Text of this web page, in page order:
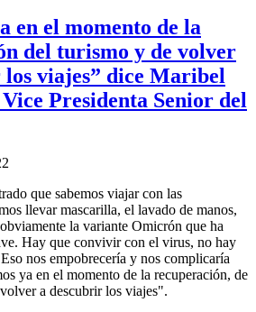
en el momento de la
del turismo y de volver
viajes” dice Maribel
Presidenta Senior del
que sabemos viajar con las
llevar mascarilla, el lavado de manos,
la variante Omicrón que ha
Hay que convivir con el virus, no hay
nos empobrecería y nos complicaría
ya en el momento de la recuperación, de
a descubrir los viajes".